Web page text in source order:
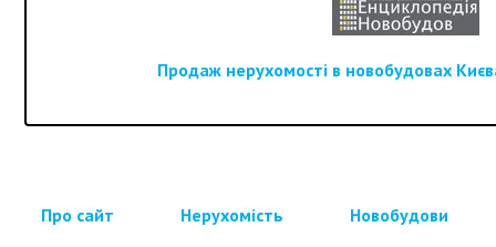
Продаж нерухомості в новобудовах
Про сайт Нерухомість Новобудови